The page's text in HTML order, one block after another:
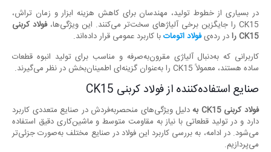
در بسیاری از خطوط تولید، مهندسان برای کاهش هزینه ابزار و زمان تراش،
CK15 را جایگزین برخی آلیاژهای سخت‌تر می‌کنند. این ویژگی‌ها،
فولاد کربنی
CK15رادر رده‌یفولاد اتوماتبا کاربرد عمومی قرار داده‌اند.
کاربرانی که به‌دنبال آلیاژی مقرون‌به‌صرفه و مناسب برای تولید انبوه قطعات
ساده هستند، معمولاً CK15 را به‌عنوان گزینه‌ای اطمینان‌بخش در نظر می‌گیرند.
صنایع استفاده‌کننده از فولاد کربنی CK15
فولاد کربنیCK15 بهدلیل ویژگی‌های منحصر‌به‌فردش در صنایع متعددی کاربرد
دارد و در تولید قطعاتی با نیاز به مقاومت متوسط و ماشین‌کاری دقیق استفاده
می‌شود. در ادامه، به بررسی کاربرد این فولاد در صنایع مختلف به‌صورت جزئی‌تر
می‌پردازیم.